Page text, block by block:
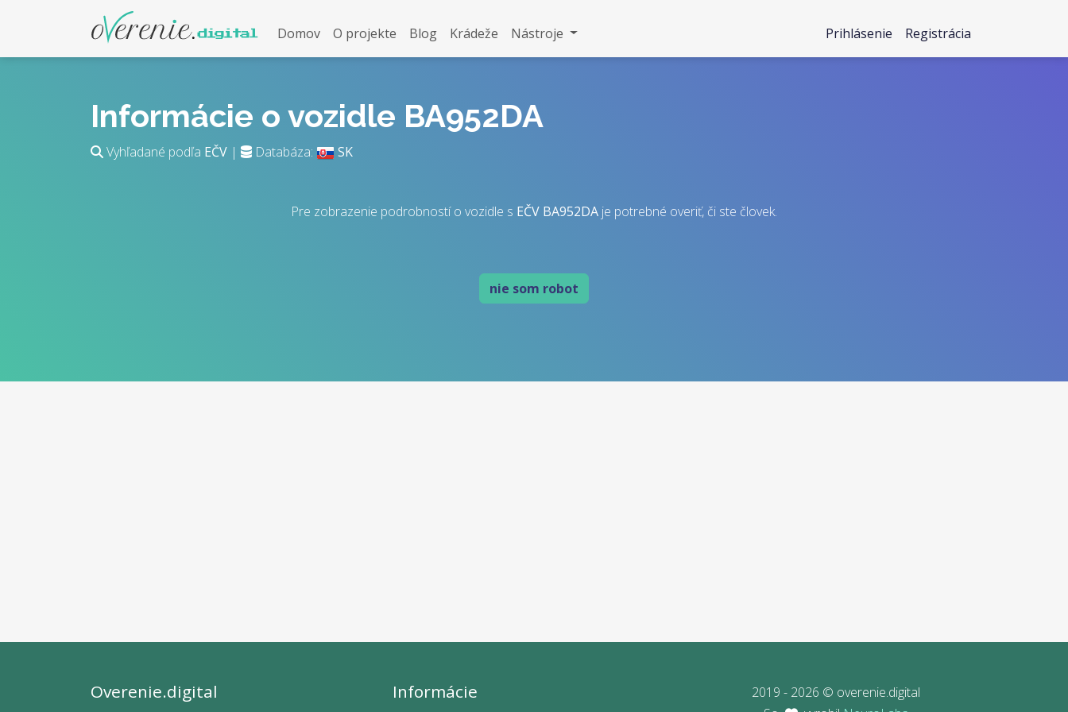
Domov O projekte Blog Krádeže Nástroje Prihlásenie Registrácia
Informácie o vozidle BA952DA
Vyhľadané podľa EČV | Databáza: SK
Pre zobrazenie podrobností o vozidle s EČV BA952DA je potrebné overiť, či ste človek.
nie som robot
Overenie.digital Informácie
2019 - 2026 © overenie.digital